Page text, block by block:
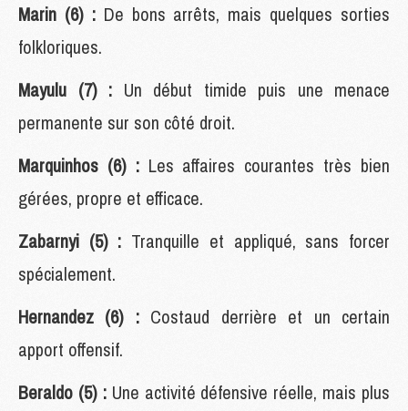
Marin (6) : De bons arrêts, mais quelques sorties
folkloriques.
Mayulu (7) : Un début timide puis une menace
permanente sur son côté droit.
Marquinhos (6) : Les affaires courantes très bien
gérées, propre et efficace.
Zabarnyi (5) : Tranquille et appliqué, sans forcer
spécialement.
Hernandez (6) : Costaud derrière et un certain
apport offensif.
Beraldo (5) : Une activité défensive réelle, mais plus